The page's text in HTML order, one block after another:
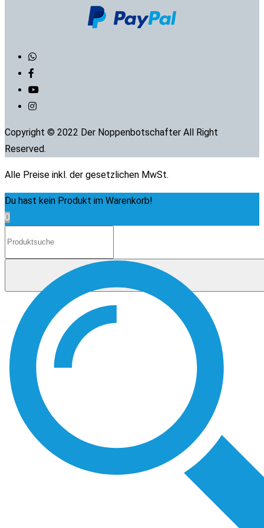
Copyright © 2022 Der Noppenbotschafter All Right
Reserved.
Alle Preise inkl. der gesetzlichen MwSt.
Du hast kein Produkt im Warenkorb!
0